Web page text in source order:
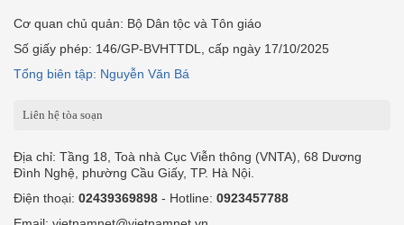
Cơ quan chủ quản: Bộ Dân tộc và Tôn giáo
Số giấy phép: 146/GP-BVHTTDL, cấp ngày 17/10/2025
Tổng biên tập: Nguyễn Văn Bá
Liên hệ tòa soạn
Địa chỉ: Tầng 18, Toà nhà Cục Viễn thông (VNTA), 68 Dương
Đình Nghệ, phường Cầu Giấy, TP. Hà Nội.
Điện thoại: 02439369898 - Hotline: 0923457788